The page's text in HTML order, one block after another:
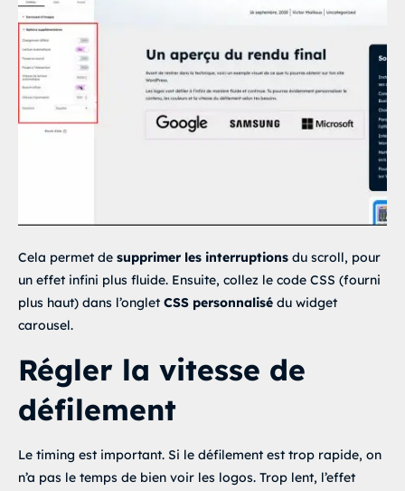
Cela permet de supprimer les interruptions du scroll, pour
un effet infini plus fluide. Ensuite, collez le code CSS (fourni
plus haut) dans l’onglet CSS personnalisé du widget
carousel.
Régler la vitesse de
défilement
Le timing est important. Si le défilement est trop rapide, on
n’a pas le temps de bien voir les logos. Trop lent, l’effet